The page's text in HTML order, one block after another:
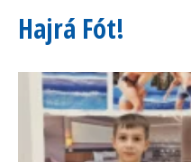
Hajrá Fót!